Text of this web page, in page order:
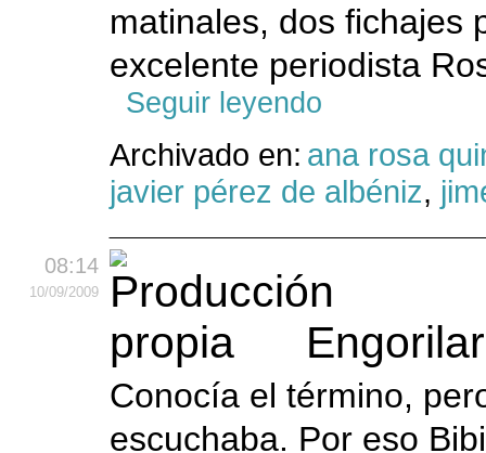
matinales, dos fichajes
excelente periodista
Seguir leyendo
Archivado en: ana rosa
javier pérez de albéniz,
08:14
10/09/2009
Conocía el término,
escuchaba. Por eso